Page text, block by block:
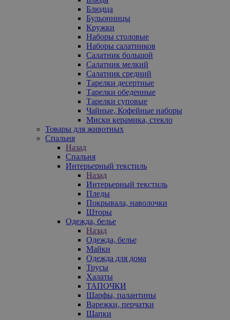
Блюдца
Бульонницы
Кружки
Наборы столовые
Наборы салатников
Салатник большой
Салатник мелкий
Салатник средний
Тарелки десертные
Тарелки обеденные
Тарелки суповые
Чайные, Кофейные наборы
Миски керамика, стекло
Товары для животных
Спальня
Назад
Спальня
Интерьерный текстиль
Назад
Интерьерный текстиль
Пледы
Покрывала, наволочки
Шторы
Одежда, белье
Назад
Одежда, белье
Майки
Одежда для дома
Трусы
Халаты
ТАПОЧКИ
Шарфы, палантины
Варежки, перчатки
Шапки